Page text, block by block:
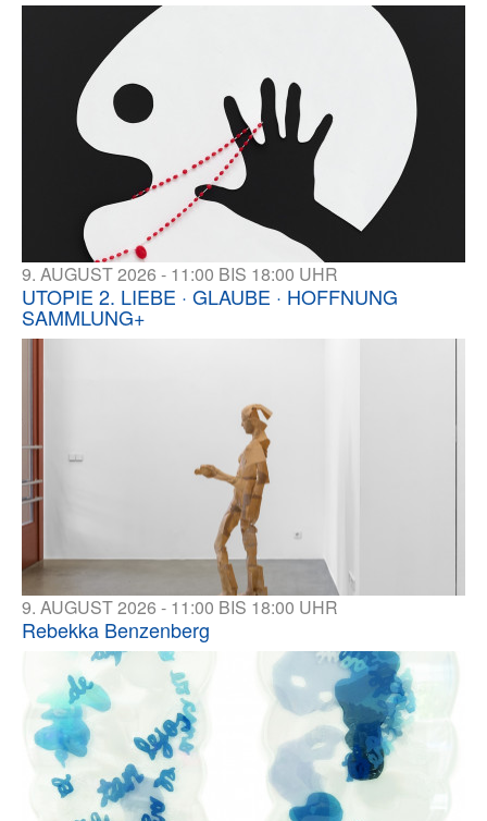
9. AUGUST 2026 - 11:00 BIS 18:00 UHR
UTOPIE 2. LIEBE · GLAUBE · HOFFNUNG
SAMMLUNG+
9. AUGUST 2026 - 11:00 BIS 18:00 UHR
Rebekka Benzenberg